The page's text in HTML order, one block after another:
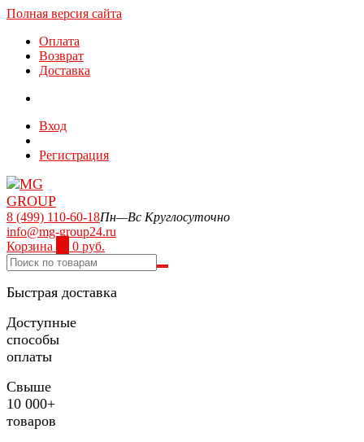
Полная версия сайта
Оплата
Возврат
Доставка
Вход
Регистрация
8 (499) 110-60-18Пн—Вс Круглосуточно
info@mg-group24.ru
Корзина
0 руб.
Быстрая доставка
Доступные
способы
оплаты
Свыше
10 000+
товаров